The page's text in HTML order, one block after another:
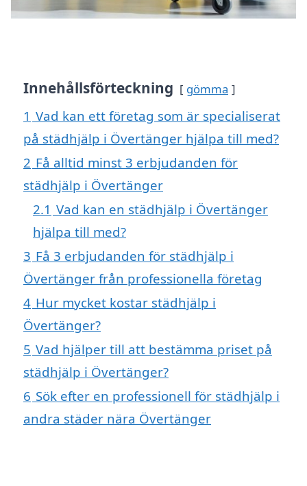
Innehållsförteckning gömma
1 Vad kan ett företag som är specialiserat
på städhjälp i Övertänger hjälpa till med?
2 Få alltid minst 3 erbjudanden för
städhjälp i Övertänger
2.1 Vad kan en städhjälp i Övertänger
hjälpa till med?
3 Få 3 erbjudanden för städhjälp i
Övertänger från professionella företag
4 Hur mycket kostar städhjälp i
Övertänger?
5 Vad hjälper till att bestämma priset på
städhjälp i Övertänger?
6 Sök efter en professionell för städhjälp i
andra städer nära Övertänger